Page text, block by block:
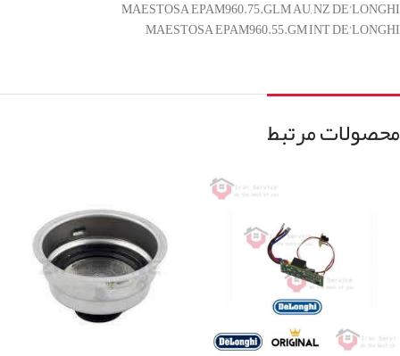
MAESTOSA EPAM960.75.GLM AU, NZ DE’LONGHI
MAESTOSA EPAM960.55.GM INT DE’LONGHI
محصولات مرتبط